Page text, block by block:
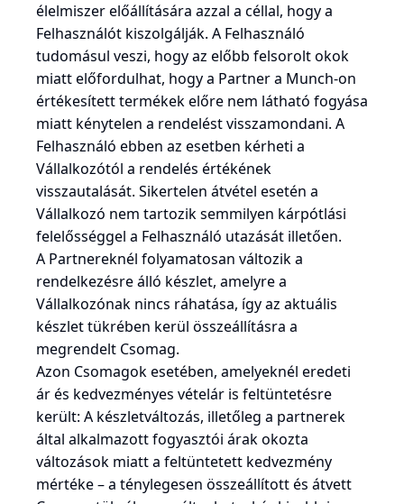
élelmiszer előállítására azzal a céllal, hogy a
Felhasználót kiszolgálják. A Felhasználó
tudomásul veszi, hogy az előbb felsorolt okok
miatt előfordulhat, hogy a Partner a Munch-on
értékesített termékek előre nem látható fogyása
miatt kénytelen a rendelést visszamondani. A
Felhasználó ebben az esetben kérheti a
Vállalkozótól a rendelés értékének
visszautalását. Sikertelen átvétel esetén a
Vállalkozó nem tartozik semmilyen kárpótlási
felelősséggel a Felhasználó utazását illetően.
A Partnereknél folyamatosan változik a
rendelkezésre álló készlet, amelyre a
Vállalkozónak nincs ráhatása, így az aktuális
készlet tükrében kerül összeállításra a
megrendelt Csomag.
Azon Csomagok esetében, amelyeknél eredeti
ár és kedvezményes vételár is feltüntetésre
került: A készletváltozás, illetőleg a partnerek
által alkalmazott fogyasztói árak okozta
változások miatt a feltüntetett kedvezmény
mértéke – a ténylegesen összeállított és átvett